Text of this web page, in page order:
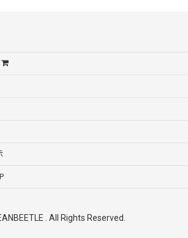
. All Rights Reserved.